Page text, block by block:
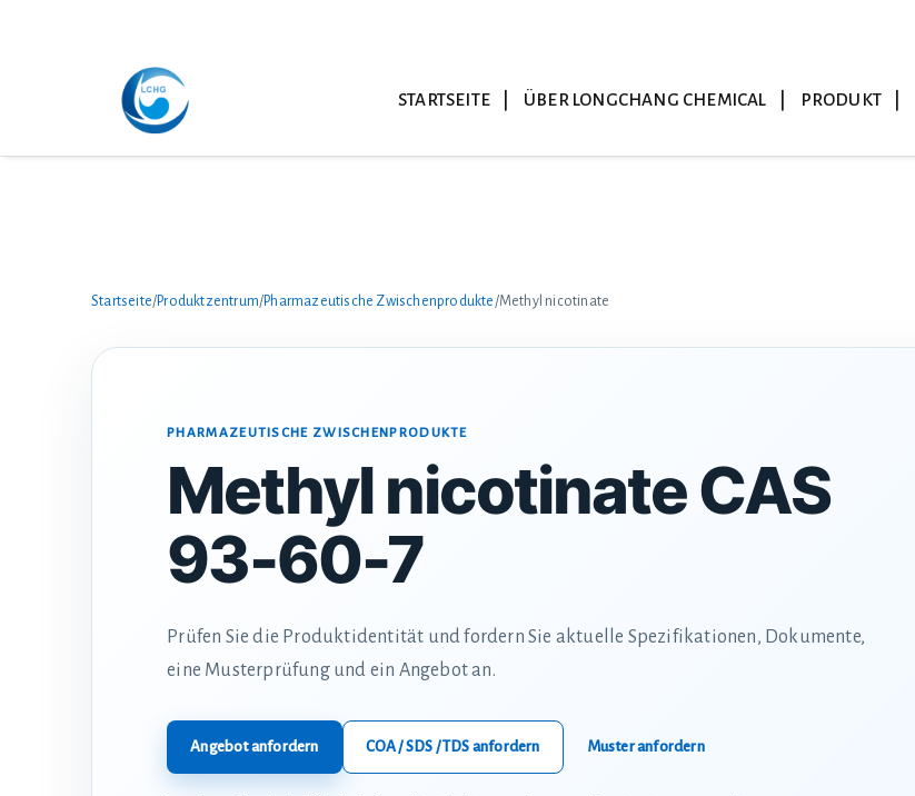
STARTSEITE ÜBER LONGCHANG CHEMICAL PRODUKT
Startseite/Produktzentrum/Pharmazeutische Zwischenprodukte /Methyl nicotinate
PHARMAZEUTISCHE ZWISCHENPRODUKTE
Methyl nicotinate CAS
93-60-7
Prüfen Sie die Produktidentität und fordern Sie aktuelle Spezifikationen, Dokumente,
eine Musterprüfung und ein Angebot an.
Angebot anfordern COA / SDS / TDS anfordern Muster anfordern